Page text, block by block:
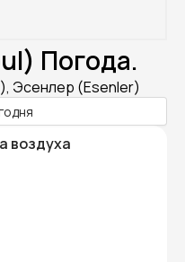
Погода.
Эсенлер (Esenler)
воздуха